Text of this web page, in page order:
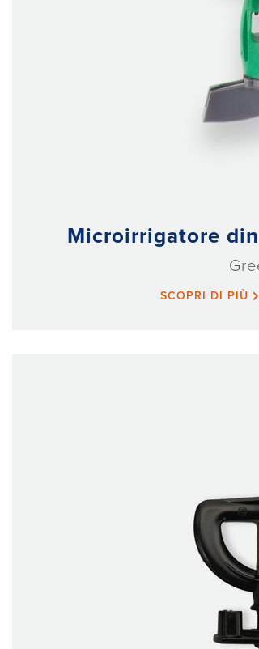
Microirrigatore
SCOPRI DI PIÙ